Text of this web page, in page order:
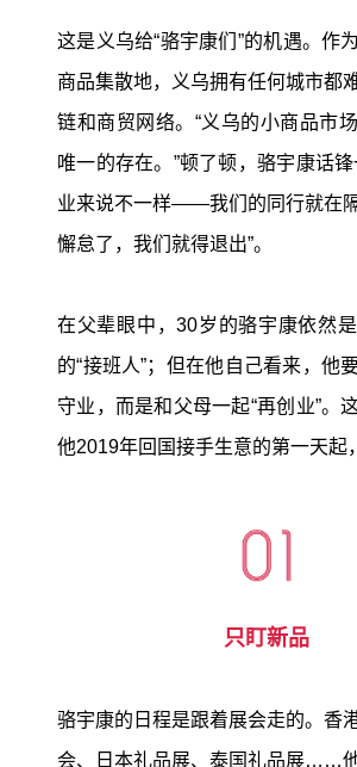
这是义乌给“骆宇康们”的机遇。作
商品集散地，义乌拥有任何城市都
链和商贸网络。“义乌的小商品市
唯一的存在。”顿了顿，骆宇康话
业来说不一样——我们的同行就在
懈怠了，我们就得退出”。
在父辈眼中，30岁的骆宇康依然
的“接班人”；但在他自己看来，他
守业，而是和父母一起“再创业”。
他2019年回国接手生意的第一天起
只盯新品
骆宇康的日程是跟着展会走的。香
会、日本礼品展、泰国礼品展……